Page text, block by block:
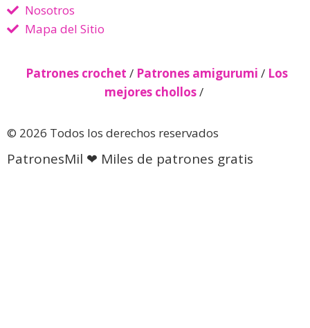
Nosotros
Mapa del Sitio
Patrones crochet / Patrones amigurumi / Los
mejores chollos/
© 2026 Todos los derechos reservados
PatronesMil ❤ Miles de patrones gratis